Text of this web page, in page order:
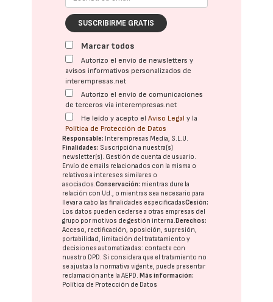
SUSCRIBIRME GRATIS
Marcar todos
Autorizo el envío de newsletters y
avisos informativos personalizados de
interempresas.net
Autorizo el envío de comunicaciones
de terceros vía interempresas.net
He leído y acepto elAviso Legal y la
Política de Protección de Datos
Responsable: Interempresas Media, S.L.U.
Finalidades: Suscripción a nuestra(s)
newsletter(s). Gestión de cuenta de usuario.
Envío de emails relacionados con la misma o
relativos a intereses similares o
asociados.Conservación: mientras dure la
relación con Ud., o mientras sea necesario para
llevar a cabo las finalidades especificadasCesión:
Los datos pueden cederse a otras empresas del
grupo por motivos de gestión interna. Derechos:
Acceso, rectificación, oposición, supresión,
portabilidad, limitación del tratatamiento y
decisiones automatizadas: contacte con
nuestro DPD. Si considera que el tratamiento no
se ajusta a la normativa vigente, puede presentar
reclamación ante laAEPD. Más información:
Política de Protección de Datos